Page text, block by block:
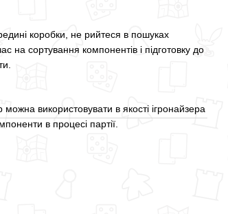
коробки, не рийтеся в пошуках
на сортування компонентів і підготовку до
можна використовувати в якості ігронайзера
в процесі партії.